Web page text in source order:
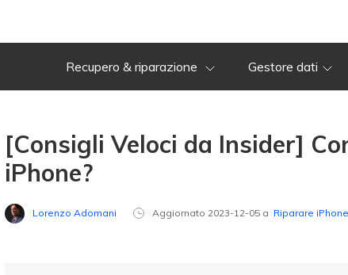
Recupero & riparazione Gestore dati
[Consigli Veloci da Insider]
iPhone?
Lorenzo Adomani Aggiornato 2023-12-05 a Riparare iPhone